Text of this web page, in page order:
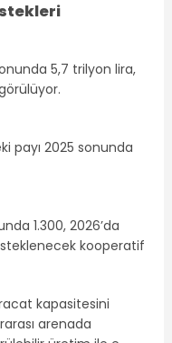
5,7 trilyon lira,
payı 2025 sonunda
1.300, 2026’da
kooperatif
kapasitesini
arenada